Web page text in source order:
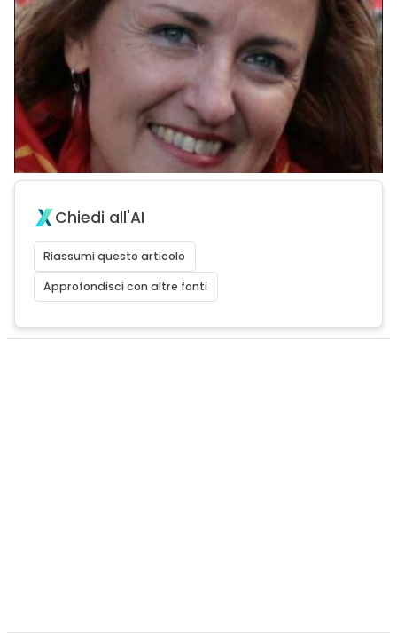
Chiedi all'AI
Riassumi questo articolo
Approfondisci con altre fonti